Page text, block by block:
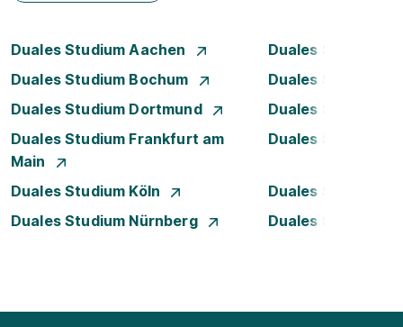
Duales Studium Aachen
Duales Studium
Duales Studium Bochum
Duales Studium
Duales Studium Dortmund
Duales Studium
Duales Studium Frankfurt am
Main
Duales Studium
Duales Studium Köln
Duales Studium
Duales Studium Nürnberg
Duales Studium